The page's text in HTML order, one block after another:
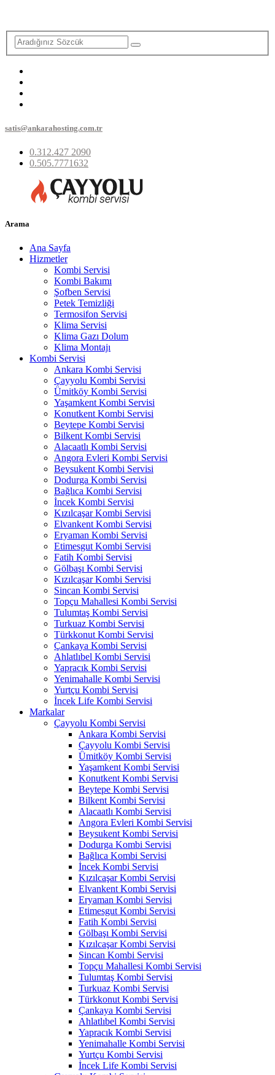
satis@ankarahosting.com.tr
0.312.427 2090
0.505.7771632
Arama
Ana Sayfa
Hizmetler
Kombi Servisi
Kombi Bakımı
Şofben Servisi
Petek Temizliği
Termosifon Servisi
Klima Servisi
Klima Gazı Dolum
Klima Montajı
Kombi Servisi
Ankara Kombi Servisi
Çayyolu Kombi Servisi
Ümitköy Kombi Servisi
Yaşamkent Kombi Servisi
Konutkent Kombi Servisi
Beytepe Kombi Servisi
Bilkent Kombi Servisi
Alacaatlı Kombi Servisi
Angora Evleri Kombi Servisi
Beysukent Kombi Servisi
Dodurga Kombi Servisi
Bağlıca Kombi Servisi
İncek Kombi Servisi
Kızılcaşar Kombi Servisi
Elvankent Kombi Servisi
Eryaman Kombi Servisi
Etimesgut Kombi Servisi
Fatih Kombi Servisi
Gölbaşı Kombi Servisi
Kızılcaşar Kombi Servisi
Sincan Kombi Servisi
Topçu Mahallesi Kombi Servisi
Tulumtaş Kombi Servisi
Turkuaz Kombi Servisi
Türkkonut Kombi Servisi
Çankaya Kombi Servisi
Ahlatlıbel Kombi Servisi
Yapracık Kombi Servisi
Yenimahalle Kombi Servisi
Yurtçu Kombi Servisi
İncek Life Kombi Servisi
Markalar
Çayyolu Kombi Servisi
Ankara Kombi Servisi
Çayyolu Kombi Servisi
Ümitköy Kombi Servisi
Yaşamkent Kombi Servisi
Konutkent Kombi Servisi
Beytepe Kombi Servisi
Bilkent Kombi Servisi
Alacaatlı Kombi Servisi
Angora Evleri Kombi Servisi
Beysukent Kombi Servisi
Dodurga Kombi Servisi
Bağlıca Kombi Servisi
İncek Kombi Servisi
Kızılcaşar Kombi Servisi
Elvankent Kombi Servisi
Eryaman Kombi Servisi
Etimesgut Kombi Servisi
Fatih Kombi Servisi
Gölbaşı Kombi Servisi
Kızılcaşar Kombi Servisi
Sincan Kombi Servisi
Topçu Mahallesi Kombi Servisi
Tulumtaş Kombi Servisi
Turkuaz Kombi Servisi
Türkkonut Kombi Servisi
Çankaya Kombi Servisi
Ahlatlıbel Kombi Servisi
Yapracık Kombi Servisi
Yenimahalle Kombi Servisi
Yurtçu Kombi Servisi
İncek Life Kombi Servisi